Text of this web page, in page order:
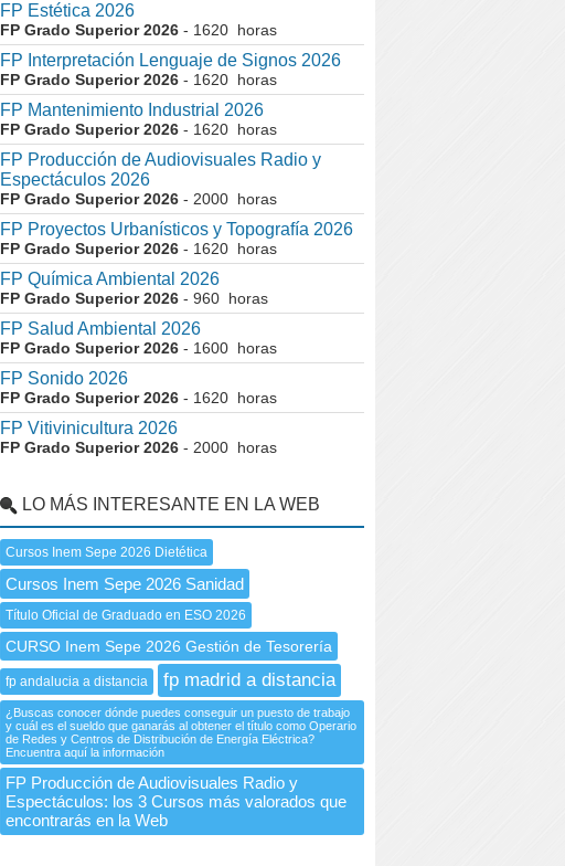
FP Estética 2026
FP Grado Superior 2026 - 1620 horas
FP Interpretación Lenguaje de Signos 2026
FP Grado Superior 2026 - 1620 horas
FP Mantenimiento Industrial 2026
FP Grado Superior 2026 - 1620 horas
FP Producción de Audiovisuales Radio y
Espectáculos 2026
FP Grado Superior 2026 - 2000 horas
FP Proyectos Urbanísticos y Topografía 2026
FP Grado Superior 2026 - 1620 horas
FP Química Ambiental 2026
FP Grado Superior 2026 - 960 horas
FP Salud Ambiental 2026
FP Grado Superior 2026 - 1600 horas
FP Sonido 2026
FP Grado Superior 2026 - 1620 horas
FP Vitivinicultura 2026
FP Grado Superior 2026 - 2000 horas
LO MÁS INTERESANTE EN LA WEB
Cursos Inem Sepe 2026 Dietética
Cursos Inem Sepe 2026 Sanidad
Título Oficial de Graduado en ESO 2026
CURSO Inem Sepe 2026 Gestión de Tesorería
fp andalucia a distancia fp madrid a distancia
¿Buscas conocer dónde puedes conseguir un puesto de trabajo
y cuál es el sueldo que ganarás al obtener el título como Operario
de Redes y Centros de Distribución de Energía Eléctrica?
Encuentra aquí la información
FP Producción de Audiovisuales Radio y
Espectáculos: los 3 Cursos más valorados que
encontrarás en la Web